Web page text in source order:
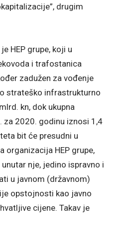
drugim
HEP grupe, koji u
i trafostanica
zadužen za vođenje
strateško infrastrukturno
kn, dok ukupna
za 2020. godinu iznosi 1,4
bit će presudni u
HEP grupe,
nje, jedino ispravno i
u javnom (državnom)
opstojnosti kao javno
cijene. Takav je